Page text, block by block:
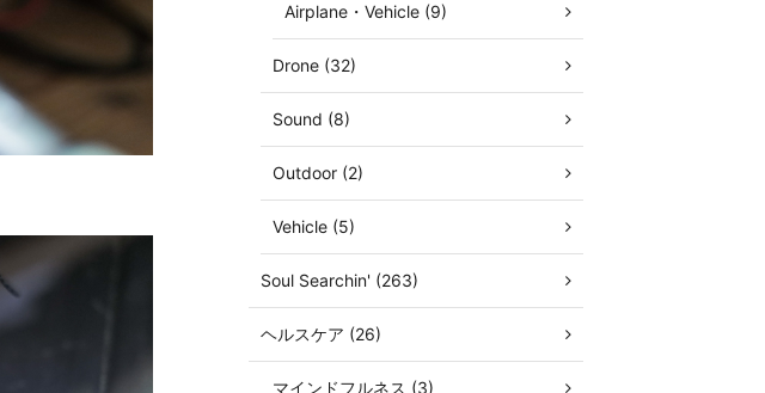
Airplane・Vehicle (9)
Drone (32)
Sound (8)
Outdoor (2)
Vehicle (5)
Soul Searchin' (263)
ヘルスケア (26)
マインドフルネス (3)